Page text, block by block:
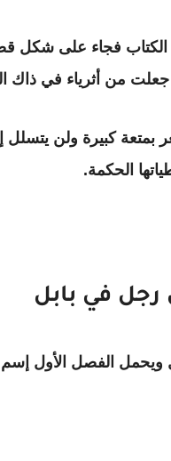
فجاء على شكل
جعلت من أثرياء في ذاك
كبيرة ولن يتسلل
الحكمة.
في بابل
الفصل الأول إسم